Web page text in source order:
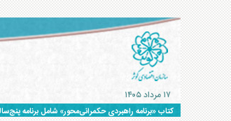
۱۷ مرداد ۱۴۰۵
کتاب «برنامه راهبردی حکمرانی‌محور» شامل برنامه پنج‌ساله بنیاد